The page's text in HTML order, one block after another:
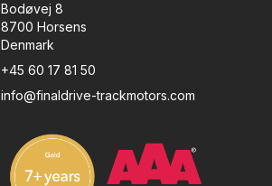
Bodøvej 8
8700 Horsens
Denmark
+45 60 17 81 50
info@finaldrive-trackmotors.com